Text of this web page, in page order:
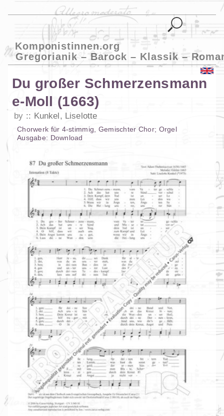
Komponistinnen.org
Gregorianik – Barock – Klassik –
Du großer Schmerzensmann
e-Moll (1663)
by Kunkel, Liselotte
Chorwerk für 4-stimmig Gemischter Chor; Orgel
Ausgabe: Download